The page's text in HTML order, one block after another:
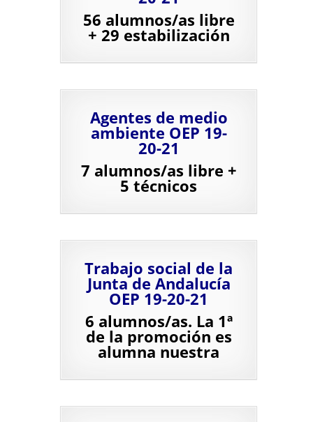
56 alumnos/as libre
+ 29 estabilización
Agentes de medio
ambiente OEP 19-
20-21
7 alumnos/as libre +
5 técnicos
Trabajo social de la
Junta de Andalucía
OEP 19-20-21
6 alumnos/as. La 1ª
de la promoción es
alumna nuestra